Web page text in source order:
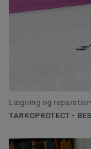
Lægning og reparation
TARKOPROTECT -